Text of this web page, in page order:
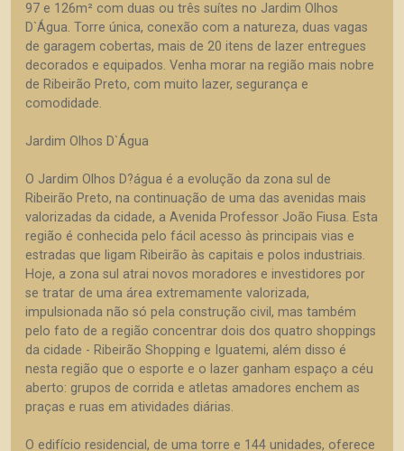
97 e 126m² com duas ou três suítes no Jardim Olhos
D`Água. Torre única, conexão com a natureza, duas vagas
de garagem cobertas, mais de 20 itens de lazer entregues
decorados e equipados. Venha morar na região mais nobre
de Ribeirão Preto, com muito lazer, segurança e
comodidade.
Jardim Olhos D`Água
O Jardim Olhos D?água é a evolução da zona sul de
Ribeirão Preto, na continuação de uma das avenidas mais
valorizadas da cidade, a Avenida Professor João Fiusa. Esta
região é conhecida pelo fácil acesso às principais vias e
estradas que ligam Ribeirão às capitais e polos industriais.
Hoje, a zona sul atrai novos moradores e investidores por
se tratar de uma área extremamente valorizada,
impulsionada não só pela construção civil, mas também
pelo fato de a região concentrar dois dos quatro shoppings
da cidade - Ribeirão Shopping e Iguatemi, além disso é
nesta região que o esporte e o lazer ganham espaço a céu
aberto: grupos de corrida e atletas amadores enchem as
praças e ruas em atividades diárias.
O edifício residencial, de uma torre e 144 unidades, oferece